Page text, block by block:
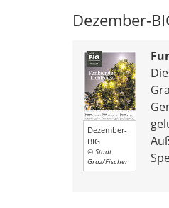
Dezember-
Dezember-
BIG
© Stadt
Graz/Fischer